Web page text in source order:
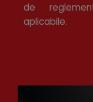
de
aplicabile.